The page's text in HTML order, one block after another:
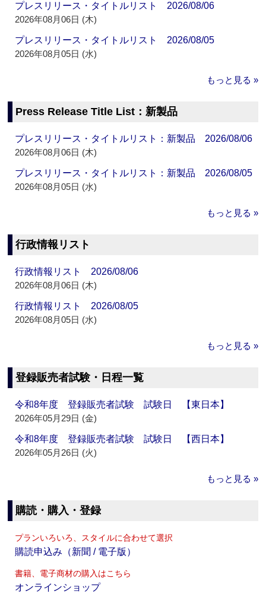
プレスリリース・タイトルリスト 2026/08/06
2026年08月06日 (木)
プレスリリース・タイトルリスト 2026/08/05
2026年08月05日 (水)
もっと見る »
Press Release Title List：新製品
プレスリリース・タイトルリスト：新製品 2026/08/06
2026年08月06日 (木)
プレスリリース・タイトルリスト：新製品 2026/08/05
2026年08月05日 (水)
もっと見る »
行政情報リスト
行政情報リスト 2026/08/06
2026年08月06日 (木)
行政情報リスト 2026/08/05
2026年08月05日 (水)
もっと見る »
登録販売者試験・日程一覧
令和8年度 登録販売者試験 試験日 【東日本】
2026年05月29日 (金)
令和8年度 登録販売者試験 試験日 【西日本】
2026年05月26日 (火)
もっと見る »
購読・購入・登録
プランいろいろ、スタイルに合わせて選択
購読申込み（新聞 / 電子版）
書籍、電子商材の購入はこちら
オンラインショップ